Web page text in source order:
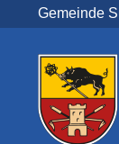
springen
Gemeinde